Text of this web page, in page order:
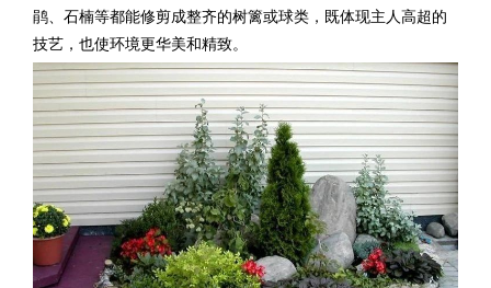
鹃、石楠等都能修剪成整齐的树篱或球类，既体现主人高超的
技艺，也使环境更华美和精致。